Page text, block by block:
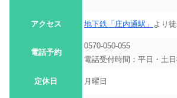
アクセス 地下鉄「庄内通駅」 より
電話予約
0570-050-055
電話受付時間：平日・土
定休日 月曜日